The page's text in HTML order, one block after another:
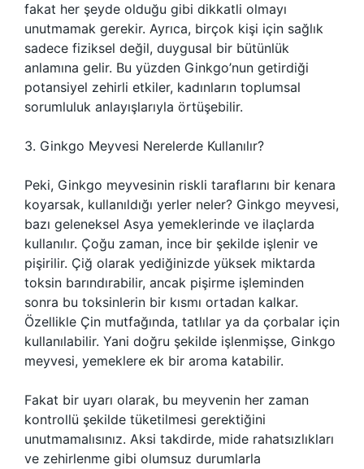
fakat her şeyde olduğu gibi dikkatli olmayı
unutmamak gerekir. Ayrıca, birçok kişi için sağlık
sadece fiziksel değil, duygusal bir bütünlük
anlamına gelir. Bu yüzden Ginkgo’nun getirdiği
potansiyel zehirli etkiler, kadınların toplumsal
sorumluluk anlayışlarıyla örtüşebilir.
3. Ginkgo Meyvesi Nerelerde Kullanılır?
Peki, Ginkgo meyvesinin riskli taraflarını bir kenara
koyarsak, kullanıldığı yerler neler? Ginkgo meyvesi,
bazı geleneksel Asya yemeklerinde ve ilaçlarda
kullanılır. Çoğu zaman, ince bir şekilde işlenir ve
pişirilir. Çiğ olarak yediğinizde yüksek miktarda
toksin barındırabilir, ancak pişirme işleminden
sonra bu toksinlerin bir kısmı ortadan kalkar.
Özellikle Çin mutfağında, tatlılar ya da çorbalar için
kullanılabilir. Yani doğru şekilde işlenmişse, Ginkgo
meyvesi, yemeklere ek bir aroma katabilir.
Fakat bir uyarı olarak, bu meyvenin her zaman
kontrollü şekilde tüketilmesi gerektiğini
unutmamalısınız. Aksi takdirde, mide rahatsızlıkları
ve zehirlenme gibi olumsuz durumlarla